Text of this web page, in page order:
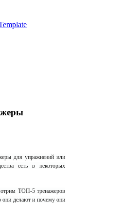
для упражнений или
есть в некоторых
ТОП-5 тренажеров
они делают и почему они